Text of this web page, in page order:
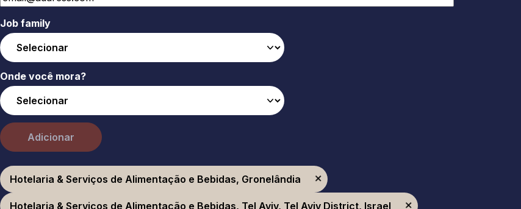
Job family
Onde você mora?
Adicionar
Hotelaria & Serviços de Alimentação e Bebidas, Gronelândia
Hotelaria & Serviços de Alimentação e Bebidas, Tel Aviv, Tel Aviv District, Israel